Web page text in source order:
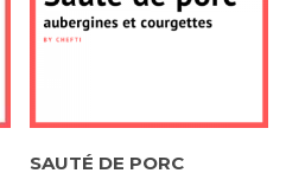
SAUTÉ DE PORC